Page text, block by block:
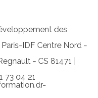
des
IDF Centre Nord -
- CS 81471 |
73 04 21